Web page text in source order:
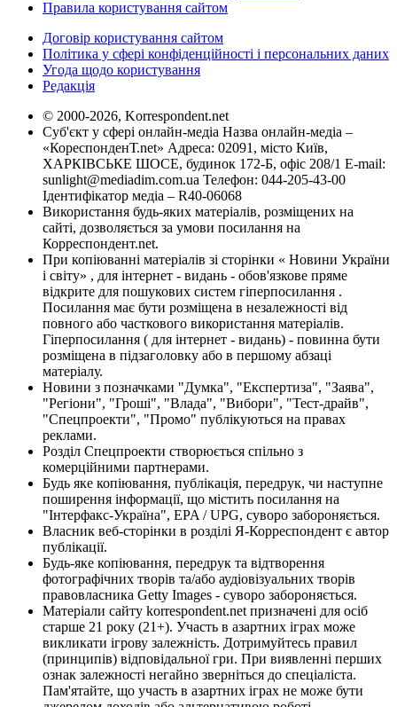
Правила користування сайтом
Договір користування сайтом
Політика у сфері конфіденційності і персональних даних
Угода щодо користування
Редакція
© 2000-2026, Korrespondent.net
Суб'єкт у сфері онлайн-медіа Назва онлайн-медіа –
«КореспонденТ.net» Адреса: 02091, місто Київ,
ХАРКІВСЬКЕ ШОСЕ, будинок 172-Б, офіс 208/1 E-mail:
sunlight@mediadim.com.ua Телефон: 044-205-43-00
Ідентифікатор медіа – R40-06068
Використання будь-яких матеріалів, розміщених на
сайті, дозволяється за умови посилання на
Корреспондент.net.
При копіюванні матеріалів зі сторінки « Новини України
і світу» , для інтернет - видань - обов'язкове пряме
відкрите для пошукових систем гіперпосилання .
Посилання має бути розміщена в незалежності від
повного або часткового використання матеріалів.
Гіперпосилання ( для інтернет - видань) - повинна бути
розміщена в підзаголовку або в першому абзаці
матеріалу.
Новини з позначками "Думка", "Експертиза", "Заява",
"Регіони", "Гроші", "Влада", "Вибори", "Тест-драйв",
"Спецпроекти", "Промо" публікуються на правах
реклами.
Розділ Спецпроекти створюється спільно з
комерційними партнерами.
Будь яке копіювання, публікація, передрук, чи наступне
поширення інформації, що містить посилання на
"Інтерфакс-Україна", EPA / UPG, суворо забороняється.
Власник веб-сторінки в розділі Я-Корреспондент є автор
публікації.
Будь-яке копіювання, передрук та відтворення
фотографічних творів та/або аудіовізуальних творів
правовласника Getty Images - суворо забороняється.
Матеріали сайту korrespondent.net призначені для осіб
старше 21 року (21+). Участь в азартних іграх може
викликати ігрову залежність. Дотримуйтесь правил
(принципів) відповідальної гри. При виявленні перших
ознак залежності негайно зверніться до спеціаліста.
Пам'ятайте, що участь в азартних іграх не може бути